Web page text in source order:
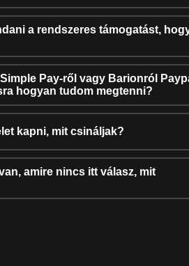
a rendszeres támogatást,
Pay-ről vagy Barionról
hogyan tudom megtenni?
kapni, mit csináljak?
amire nincs itt válasz, mit